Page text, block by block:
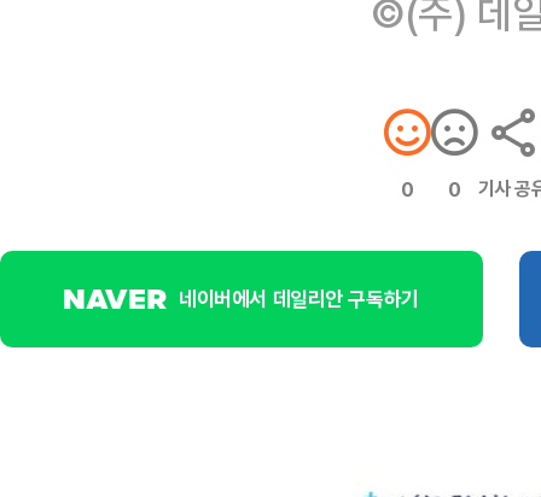
©(주) 데
0 0 기사 공
네이버에서 데일리안 구독하기